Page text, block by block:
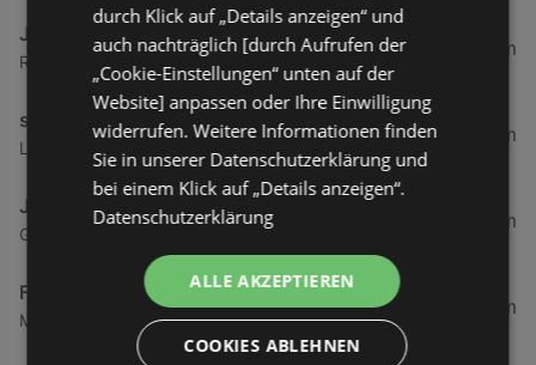
JET Tankstellen Austria
Rheinstraße 99, 6971 Hard
6,31 km
sehen!wutscher Hard
Landstraße 20, 6971 Hard
7,2 km
JET Tankstellen Austria
Grindelstraße 16, 6890 Lustenau
7,24 km
Fielmann
Messestraße 2, 6854 Dornbirn
10,75 km
durch Klick auf „Details anzeigen“ und
auch nachträglich [durch Aufrufen der
„Cookie-Einstellungen“ unten auf der
Website] anpassen oder Ihre Einwilligung
widerrufen. Weitere Informationen finden
Sie in unserer Datenschutzerklärung und
bei einem Klick auf „Details anzeigen“.
Datenschutzerklärung
ALLE AKZEPTIEREN
COOKIES ABLEHNEN